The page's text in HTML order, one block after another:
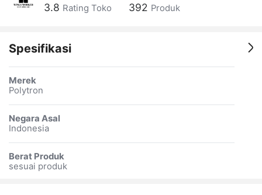
3.8 Rating Toko 392 Produk
Spesifikasi
Merek
Polytron
Negara Asal
Indonesia
Berat Produk
sesuai produk